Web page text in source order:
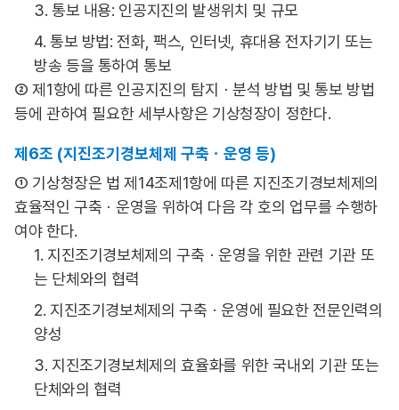
3. 통보 내용: 인공지진의 발생위치 및 규모
4. 통보 방법: 전화, 팩스, 인터넷, 휴대용 전자기기 또는
방송 등을 통하여 통보
② 제1항에 따른 인공지진의 탐지ㆍ분석 방법 및 통보 방법
등에 관하여 필요한 세부사항은 기상청장이 정한다.
제6조 (지진조기경보체제 구축ㆍ운영 등)
① 기상청장은 법 제14조제1항에 따른 지진조기경보체제의
효율적인 구축ㆍ운영을 위하여 다음 각 호의 업무를 수행하
여야 한다.
1. 지진조기경보체제의 구축ㆍ운영을 위한 관련 기관 또
는 단체와의 협력
2. 지진조기경보체제의 구축ㆍ운영에 필요한 전문인력의
양성
3. 지진조기경보체제의 효율화를 위한 국내외 기관 또는
단체와의 협력